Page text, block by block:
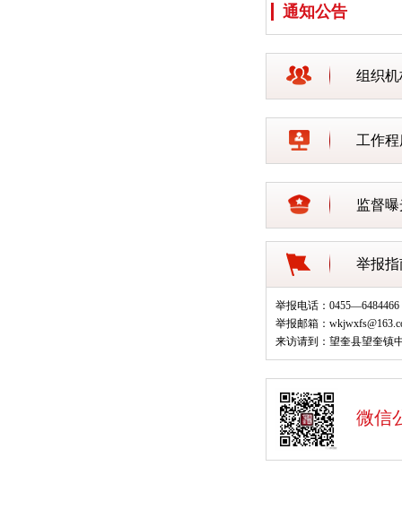
通知公告
组织机
工作
监督
举报指
举报电话：0455—6484466
举报邮箱：
来访请到：望奎县望奎镇
微信